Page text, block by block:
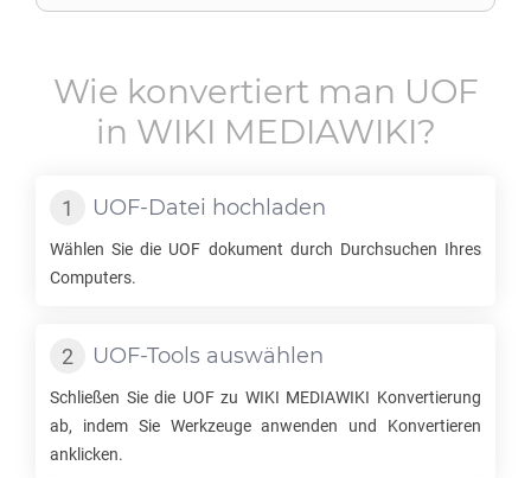
Wie konvertiert man UOF
in WIKI MEDIAWIKI?
UOF-Datei hochladen
Wählen Sie die UOF dokument durch Durchsuchen Ihres
Computers.
UOF-Tools auswählen
Schließen Sie die UOFzu WIKI MEDIAWIKI Konvertierung
ab, indem Sie Werkzeuge anwenden und Konvertieren
anklicken.